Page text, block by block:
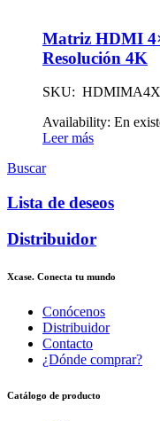
Matriz HDMI
Resolución 4K
SKU:
Availability: En
Leer más
Buscar
Lista de deseos
Distribuidor
Xcase. Conecta tu mundo
Conócenos
Distribuidor
Contacto
¿Dónde comprar?
Catálogo de producto